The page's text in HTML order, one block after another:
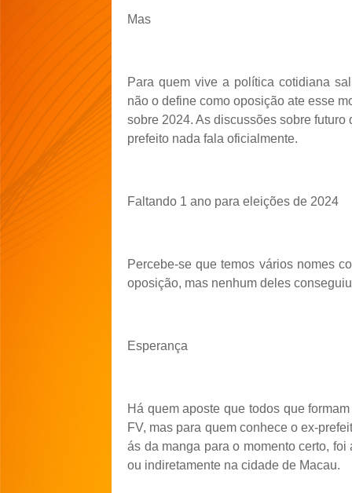
Mas
Para quem vive a política cotidiana
não o define como oposição ate esse
sobre 2024. As discussões sobre
prefeito nada fala oficialmente.
Faltando 1 ano para eleições de 2024
Percebe-se que temos vários nomes
oposição, mas nenhum deles
Esperança
Há quem aposte que todos que
FV, mas para quem conhece o ex-
ás da manga para o momento certo,
ou indiretamente na cidade de Macau.